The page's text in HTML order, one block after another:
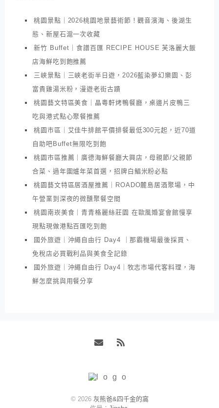
桃園景點｜2026桃園地景藝術節！觀音濱海、後湖生
態、新屋石滬一次收藏
新竹 Buffet｜食譜百匯 RECIPE HOUSE 芙洛麗大飯
店海鮮吃到飽推薦
三峽景點｜三峽老街半日遊，2026藍染夢幻樂園、彭
富貴雞湯米粉，漫遊老街古蹟
桃園藝文特區美食｜晶粵軒烤鴨餐廳，桌邊片皮鴨三
吃與港式點心聚餐推薦
桃園市區｜艾佳牛排館平價排餐最低300元起，近70道
自助吧Buffet無限吃到飽
桃園市區推薦｜廣德海鮮餐廳大興店，母親節/父親節
合菜、過年圍爐年菜首選，招牌白鯧米粉必點
桃園藝文特區居酒屋推薦｜ROADO麓島居酒聚場，中
午營業到深夜的微醺聚餐空間
桃園南崁美食｜青青格麗絲莊園 在歐風婚宴會館慢享
現點現做港點百匯吃到飽
國外旅遊｜沖繩自由行 Day4 ｜那霸機場最後採買、
免稅店必買戰利品與美食全記錄
國外旅遊｜沖繩自由行 Day4｜牧志市場代客料理，海
鮮怎麼挑與用餐分享
© 2026 灰熊爸&四千金的窩